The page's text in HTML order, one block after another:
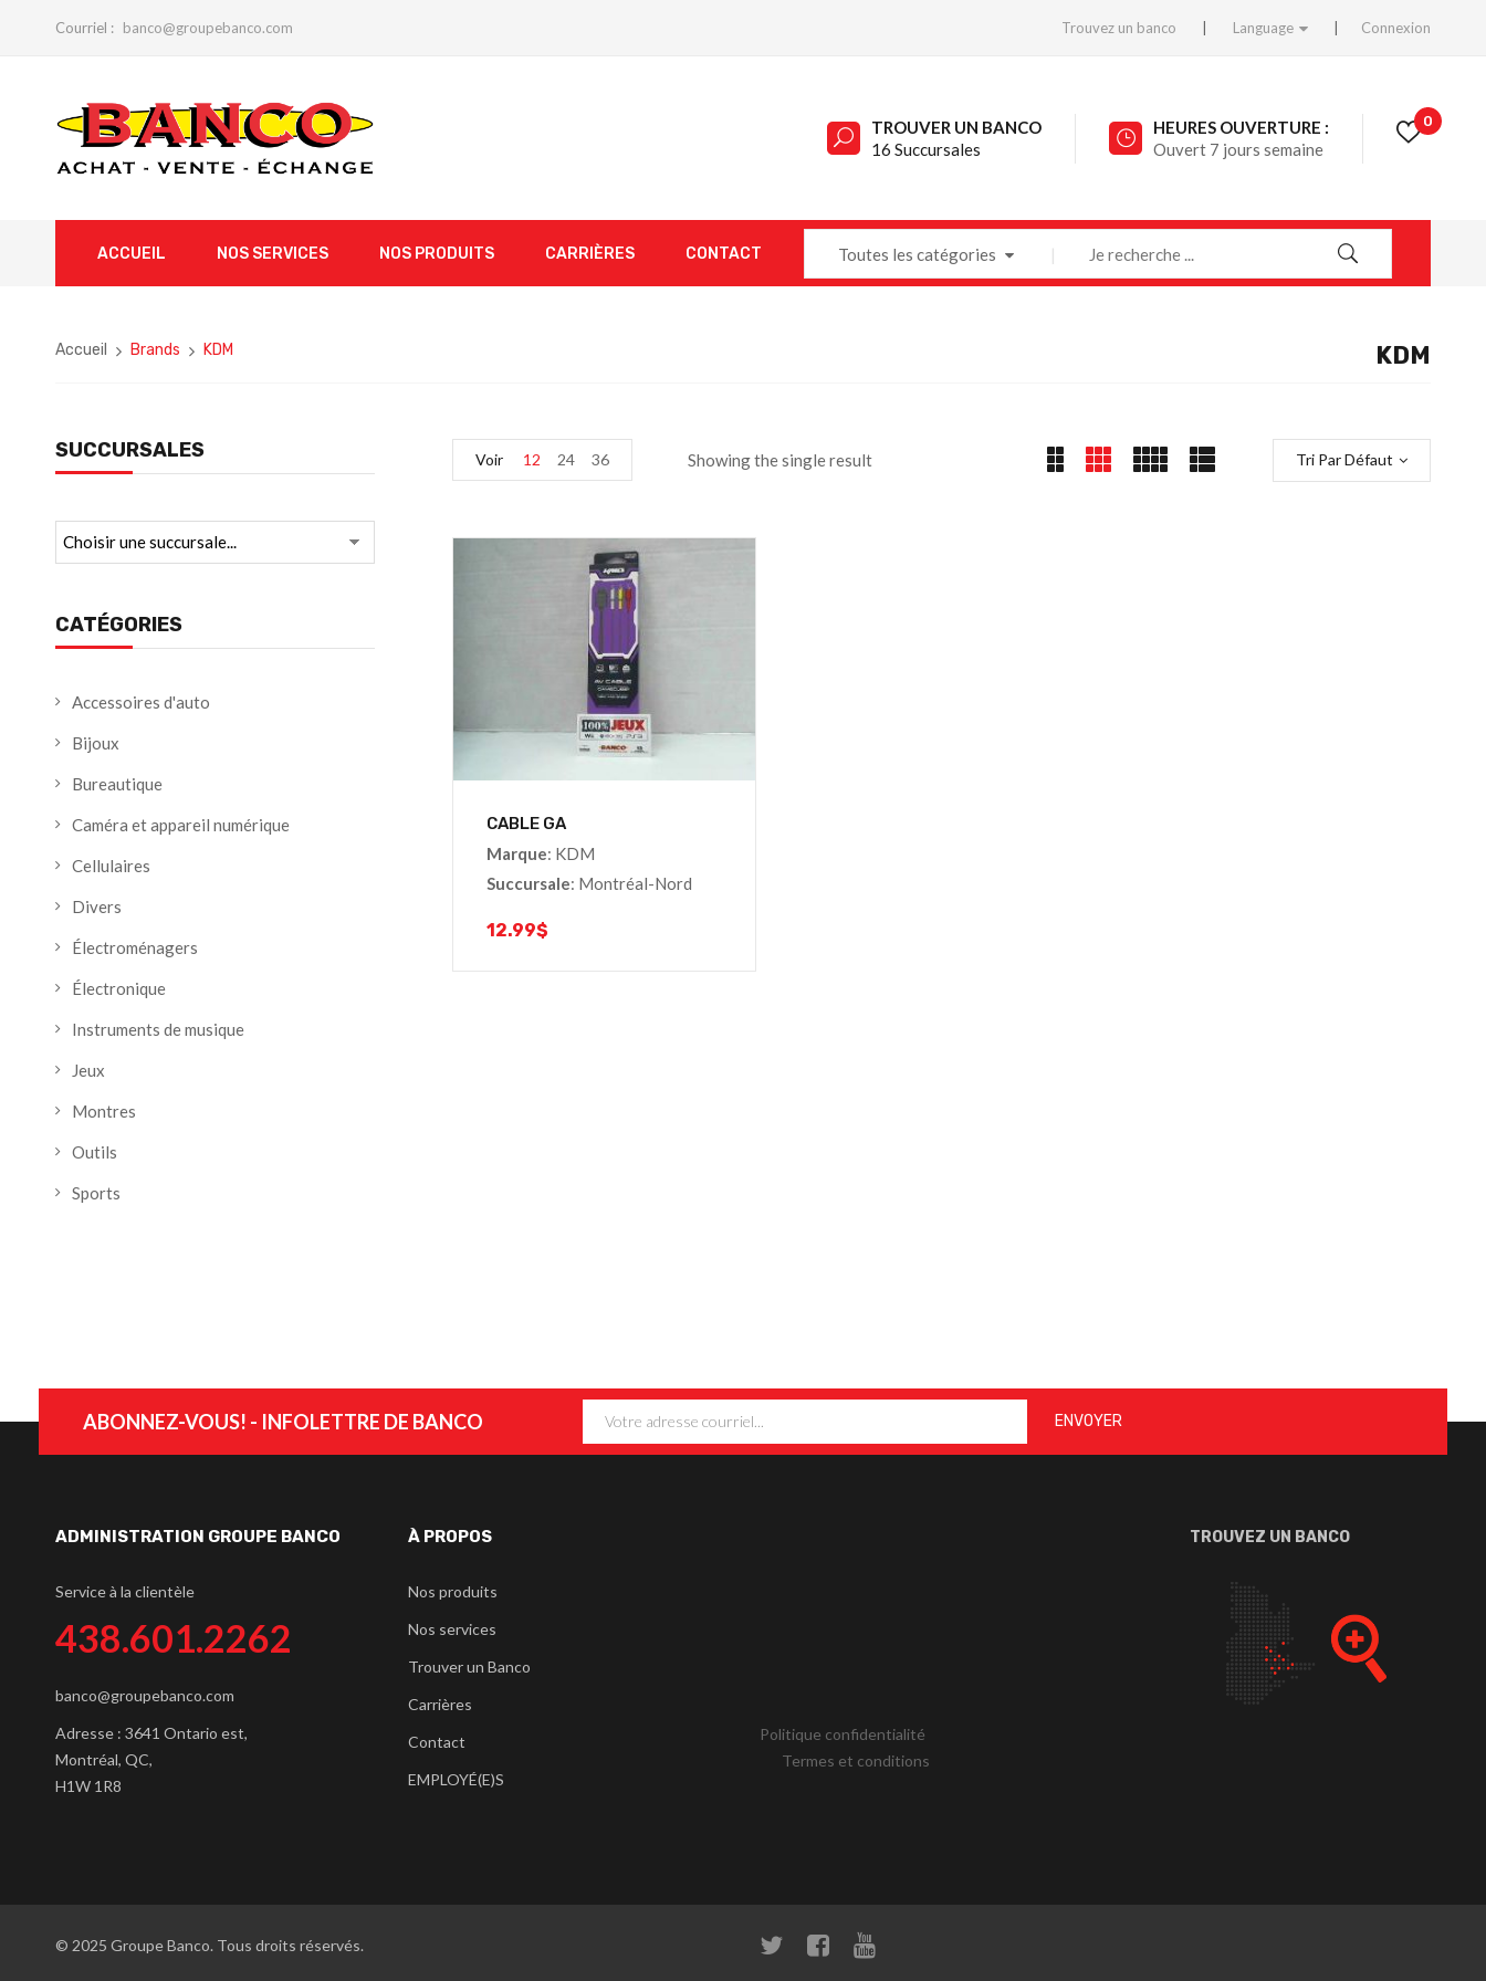
Courriel : banco@groupebanco.com Trouvez un banco Language Connexion
TROUVER UN BANCO
16 Succursales
HEURES OUVERTURE :
Ouvert 7 jours semaine
0
ACCUEIL NOS SERVICES NOS PRODUITS CARRIÈRES CONTACT Toutes les catégories
Accueil Brands KDM KDM
SUCCURSALES
CATÉGORIES
Accessoires d'auto
Bijoux
Bureautique
Caméra et appareil numérique
Cellulaires
Divers
Électroménagers
Électronique
Instruments de musique
Jeux
Montres
Outils
Sports
Showing the single result Tri Par Défaut
Voir 12 24 36
CABLE GA
Marque: KDM
Succursale: Montréal-Nord
12.99$
ABONNEZ-VOUS! - INFOLETTRE DE BANCO
ADMINISTRATION GROUPE BANCO
Service à la clientèle
438.601.2262
banco@groupebanco.com
Adresse : 3641 Ontario est,
Montréal, QC,
H1W 1R8
À PROPOS
Nos produits
Nos services
Trouver un Banco
Carrières
Contact
EMPLOYÉ(E)S
Politique confidentialité
Termes et conditions
TROUVEZ UN BANCO
© 2025 Groupe Banco. Tous droits réservés.